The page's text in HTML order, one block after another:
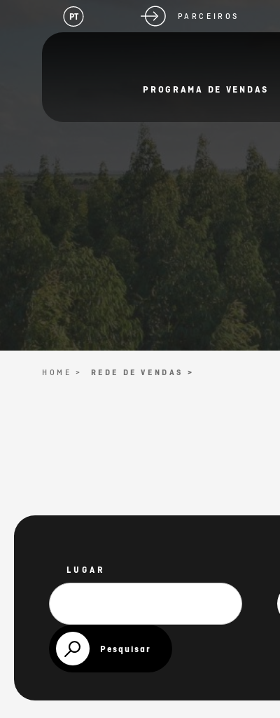
PT PARCEIROS
PROGRAMA DE VENDAS
HOME > REDE DE VENDAS >
LUGAR
Pesquisar